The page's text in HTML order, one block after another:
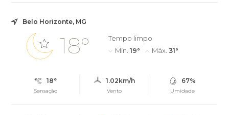
Belo Horizonte, MG
18°
Tempo limpo
Mín. 19° Máx. 31°
18°
Sensação
1.02km/h
Vento
67%
Umidade